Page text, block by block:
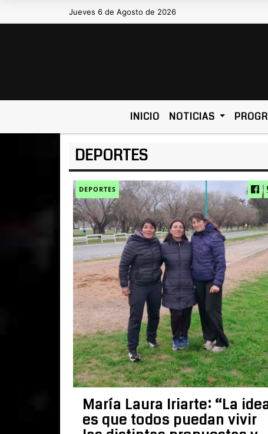
Jueves 6 de Agosto de 2026
Hoy es Jueves 6 de Agosto de 2026 y
INICIO NOTICIAS
DEPORTES
DEPORTES
María Laura Iriarte: “La
es que todos puedan vivir